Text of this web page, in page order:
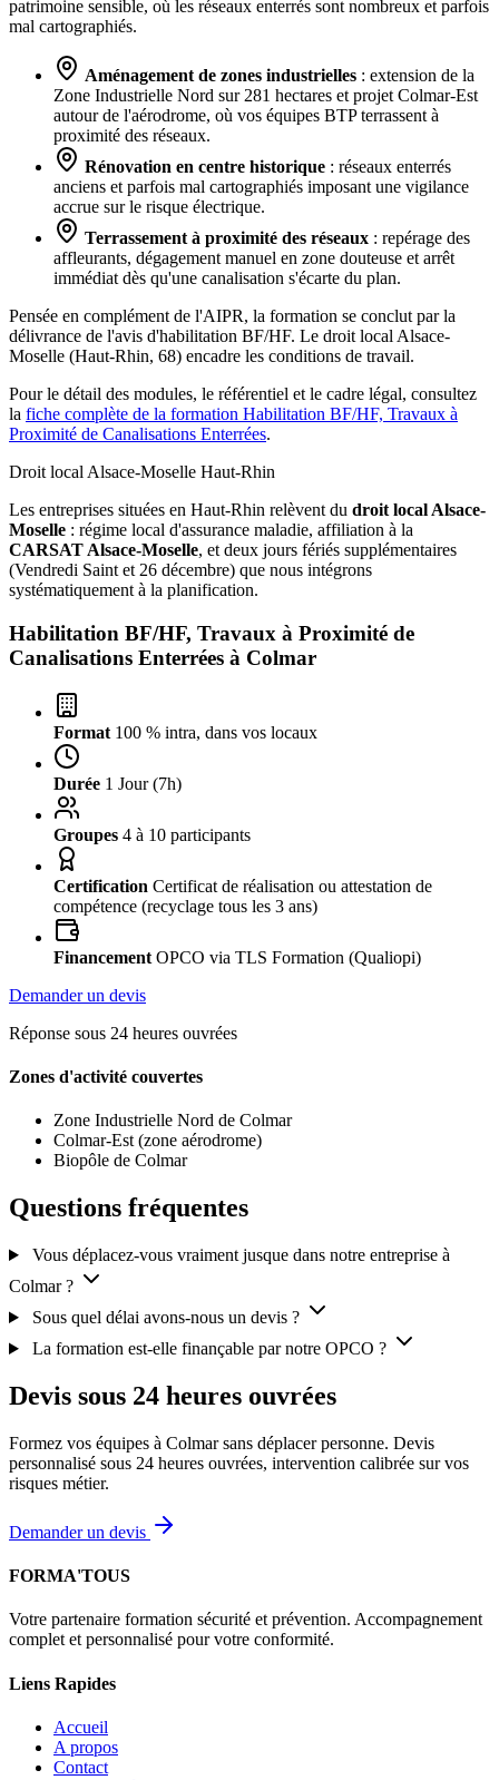
patrimoine sensible, où les réseaux enterrés sont nombreux et parfois
mal cartographiés.
Aménagement de zones industrielles : extension de la
Zone Industrielle Nord sur 281 hectares et projet Colmar-Est
autour de l'aérodrome, où vos équipes BTP terrassent à
proximité des réseaux.
Rénovation en centre historique : réseaux enterrés
anciens et parfois mal cartographiés imposant une vigilance
accrue sur le risque électrique.
Terrassement à proximité des réseaux : repérage des
affleurants, dégagement manuel en zone douteuse et arrêt
immédiat dès qu'une canalisation s'écarte du plan.
Pensée en complément de l'AIPR, la formation se conclut par la
délivrance de l'avis d'habilitation BF/HF. Le droit local Alsace-
Moselle (Haut-Rhin, 68) encadre les conditions de travail.
Pour le détail des modules, le référentiel et le cadre légal, consultez
la fiche complète de la formation Habilitation BF/HF, Travaux à
Proximité de Canalisations Enterrées.
Droit local Alsace-Moselle Haut-Rhin
Les entreprises situées en Haut-Rhin relèvent du droit local Alsace-
Moselle : régime local d'assurance maladie, affiliation à la
CARSAT Alsace-Moselle, et deux jours fériés supplémentaires
(Vendredi Saint et 26 décembre) que nous intégrons
systématiquement à la planification.
Habilitation BF/HF, Travaux à Proximité de
Canalisations Enterrées à Colmar
Format 100 % intra, dans vos locaux
Durée 1 Jour (7h)
Groupes 4 à 10 participants
Certification Certificat de réalisation ou attestation de
compétence (recyclage tous les 3 ans)
Financement OPCO via TLS Formation (Qualiopi)
Demander un devis
Réponse sous 24 heures ouvrées
Zones d'activité couvertes
Zone Industrielle Nord de Colmar
Colmar-Est (zone aérodrome)
Biopôle de Colmar
Questions fréquentes
Vous déplacez-vous vraiment jusque dans notre entreprise à
Colmar ?
Sous quel délai avons-nous un devis ?
La formation est-elle finançable par notre OPCO ?
Devis sous 24 heures ouvrées
Formez vos équipes à Colmar sans déplacer personne. Devis
personnalisé sous 24 heures ouvrées, intervention calibrée sur vos
risques métier.
Demander un devis
FORMA'TOUS
Votre partenaire formation sécurité et prévention. Accompagnement
complet et personnalisé pour votre conformité.
Liens Rapides
Accueil
A propos
Contact